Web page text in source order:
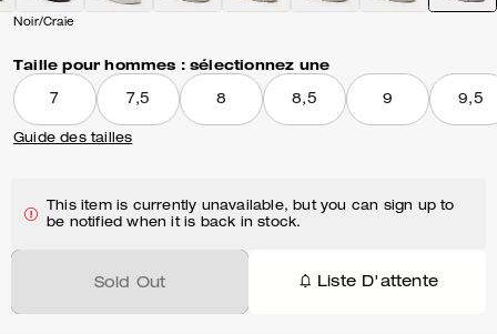
Noir/Craie
Taille pour hommes : sélectionnez une
7 7,5 8 8,5 9 9,5
Guide des tailles
This item is currently unavailable, but you can sign up to
be notified when it is back in stock.
Sold Out Liste D'attente